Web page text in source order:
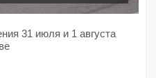
31 июля и 1 августа